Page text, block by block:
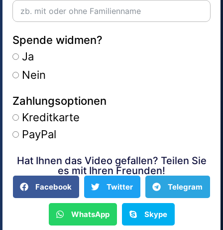
Spende widmen?
Ja
Nein
Zahlungsoptionen
Kreditkarte
PayPal
Alternative:
Hat Ihnen das Video gefallen? Teilen Sie
es mit Ihren Freunden!
Facebook Twitter Telegram
WhatsApp Skype